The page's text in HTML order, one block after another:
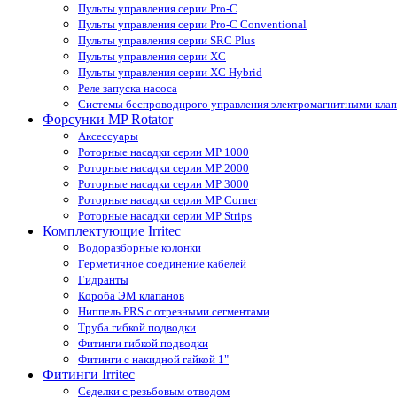
Пульты управления серии Pro-С
Пульты управления серии Pro-С Conventional
Пульты управления серии SRС Plus
Пульты управления серии XС
Пульты управления серии XС Hybrid
Реле запуска насоса
Системы беспроводнрого управления электромагнитными
Форсунки MP Rotator
Аксессуары
Роторные насадки серии MP 1000
Роторные насадки серии MP 2000
Роторные насадки серии MP 3000
Роторные насадки серии MP Corner
Роторные насадки серии MP Strips
Комплектующие Irritec
Водоразборные колонки
Герметичное соединение кабелей
Гидранты
Короба ЭМ клапанов
Ниппель PRS с отрезными сегментами
Труба гибкой подводки
Фитинги гибкой подводки
Фитинги с накидной гайкой 1"
Фитинги Irritec
Седелки с резьбовым отводом